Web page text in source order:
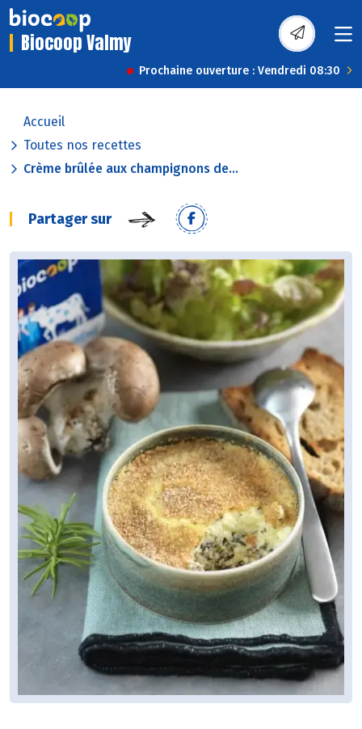
Biocoop Valmy
Prochaine ouverture : Vendredi 08:30
Accueil
Toutes nos recettes
Crème brûlée aux champignons de...
Partager sur